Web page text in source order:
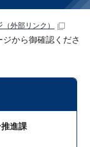
（外部リンク）
から御確認くださ
進課